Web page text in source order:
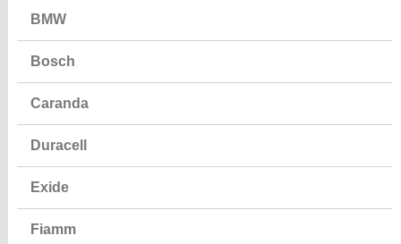
BMW
Bosch
Caranda
Duracell
Exide
Fiamm